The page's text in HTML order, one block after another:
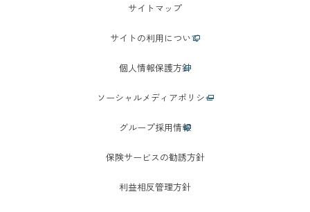
サイトマップ
サイトの利用について
個人情報保護方針
ソーシャルメディアポリシー
グループ採用情報
保険サービスの勧誘方針
利益相反管理方針